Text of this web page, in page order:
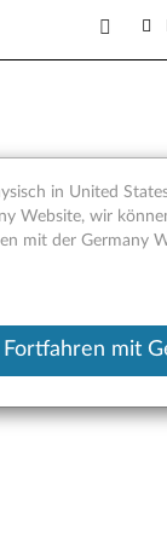
Dieser Beitrag wurde
in United
Website, wir
mit der Germany
Fortfahren mit